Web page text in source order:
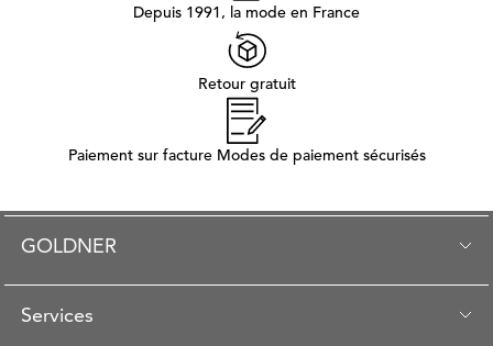
Depuis 1991, la mode en France
Retour gratuit
Paiement sur facture Modes de paiement sécurisés
GOLDNER
Services